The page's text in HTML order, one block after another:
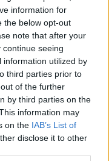
information for
the below opt-out
note that after your
seeing
information utilized by
third parties prior to
of the further
by third parties on the
information may
on the IAB’s List of
disclose it to other
Corriger une erreur